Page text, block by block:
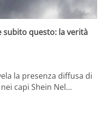
subito questo: la verità
la presenza diffusa di
capi Shein Nel…